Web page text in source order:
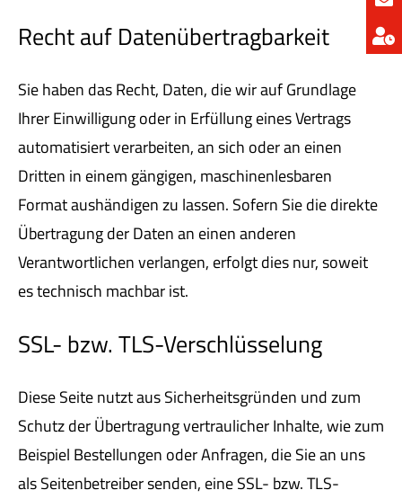
Recht auf Datenübertragbarkeit
Sie haben das Recht, Daten, die wir auf Grundlage
Ihrer Einwilligung oder in Erfüllung eines Vertrags
automatisiert verarbeiten, an sich oder an einen
Dritten in einem gängigen, maschinenlesbaren
Format aushändigen zu lassen. Sofern Sie die direkte
Übertragung der Daten an einen anderen
Verantwortlichen verlangen, erfolgt dies nur, soweit
es technisch machbar ist.
SSL- bzw. TLS-Verschlüsselung
Diese Seite nutzt aus Sicherheitsgründen und zum
Schutz der Übertragung vertraulicher Inhalte, wie zum
Beispiel Bestellungen oder Anfragen, die Sie an uns
als Seitenbetreiber senden, eine SSL- bzw. TLS-